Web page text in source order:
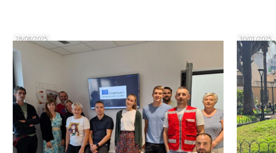
28/08/2025 30/01/2025